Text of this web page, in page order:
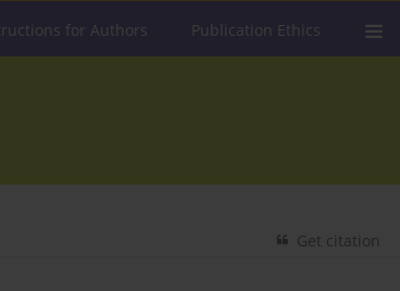
for Authors Publication Ethics
Get citation